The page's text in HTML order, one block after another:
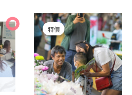
價
格
範
圍：
NT$25,000
到
NT$28,000
特價
特價
價
格
範
圍：
NT$900
到
NT$1,000
此
產
品
有
多
種